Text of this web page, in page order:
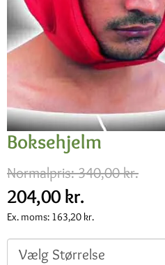
Boksehjelm
Normalpris: 340,00 kr.
204,00 kr.
Ex. moms: 163,20 kr.